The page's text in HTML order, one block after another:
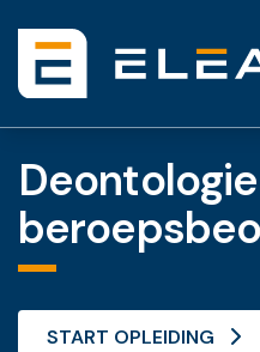
Deontologie
START OPLEIDING